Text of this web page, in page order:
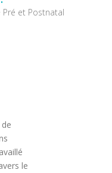
Pré et Postnatal
le